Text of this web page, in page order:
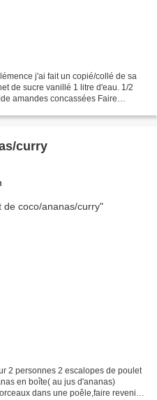
j'ai fait un copié/collé de sa
de sucre vanillé 1 litre d'eau. 1/2
amandes concassées Faire
curry
2 personnes 2 escalopes de poulet
en boîte( au jus d'ananas)
dans une poêle,faire revenir